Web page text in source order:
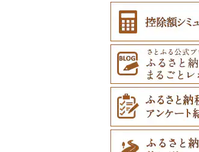
士幌町
倶知安町
天塩町
京極町
新十津川町
江別市
蘭越町
伊達市
川内村
平田村
飯舘村
矢祭町
楢葉町
湯川村
片品村
富岡市
館林市
伊勢崎市
東吾妻町
前橋市
藤岡市
埼玉県（県庁）
神川町
東秩父村
横瀬町
三芳町
幸手市
日高市
旭市
南房総市
八街市
東金市
九十九里町
いすみ市
東庄町
東村山市
中央区
あきる野市
中野区
荒川区
北区
多摩市
大和市
伊勢原市
小田原市
湯河原町
秦野市
綾瀬市
横須賀市
加茂市
小千谷市
田上町
五泉市
三条市
見附市
糸魚川市
富山県（県庁）
小矢部市
滑川市
富山市
南砺市
能登町
能美市
津幡町
宝達志水町
金沢市
内灘町
かほく市
福井県（県庁）
越前市
坂井市
あわら市
福井市
大野市
敦賀市
韮崎市
南アルプス市
市川三郷町
都留市
山梨県（県庁）
道志村
忍野村
長野県（県庁）
上松町
高山村
南木曽町
朝日村
長野市
根羽村
瑞穂市
飛騨市
岐南町
大野町
山県市
羽島市
本巣市
函南町
藤枝市
御殿場市
浜松市
伊東市
島田市
沼津市
安城市
北名古屋市
東栄町
豊山町
南知多町
江南市
みよし市
いなべ市
紀北町
熊野市
南伊勢町
朝日町
菰野町
紀宝町
彦根市
栗東市
愛荘町
滋賀県（県庁）
米原市
豊郷町
多賀町
京丹後市
井手町
木津川市
宇治田原町
長岡京市
綾部市
笠置町
藤井寺市
能勢町
阪南市
貝塚市
岸和田市
泉南市
忠岡町
佐用町
多可町
朝来市
市川町
三木市
新温泉町
福崎町
山添村
大淀町
安堵町
王寺町
十津川村
高取町
広陵町
広川町
和歌山市
海南市
那智勝浦町
美浜町
御坊市
高野町
智頭町
江府町
八頭町
若桜町
湯梨浜町
岩美町
倉吉市
吉賀町
出雲市
奥出雲町
西ノ島町
浜田市
大田市
松江市
浅口市
美作市
岡山市
早島町
笠岡市
里庄町
玉野市
福山市
広島市
庄原市
府中市
大崎上島町
東広島市
竹原市
田布施町
防府市
上関町
山陽小野田市
山口市
周南市
宇部市
東みよし町
徳島県（県庁）
阿南市
上板町
海陽町
徳島市
勝浦町
宇多津町
小豆島町
香川県（県庁）
土庄町
三木町
まんのう町
琴平町
上島町
松前町
愛南町
新居浜市
伊予市
松山市
西条市
日高村
室戸市
黒潮町
四万十市
奈半利町
土佐市
津野町
春日市
上毛町
中間市
太宰府市
赤村
須恵町
香春町
多久市
伊万里市
神埼市
有田町
基山町
上峰町
吉野ヶ里町
長与町
対馬市
長崎県（県庁）
佐世保市
南島原市
波佐見町
長崎市
菊池市
山江村
宇城市
西原村
水上村
高森町
大津町
竹田市
別府市
中津市
豊後大野市
杵築市
日出町
津久見市
宮崎市
木城町
川南町
三股町
都城市
椎葉村
日向市
指宿市
龍郷町
中種子町
出水市
いちき串木野市
徳之島町
湧水町
沖縄県
うるま市
嘉手納町
北谷町
宮古島市
八重瀬町
座間味村